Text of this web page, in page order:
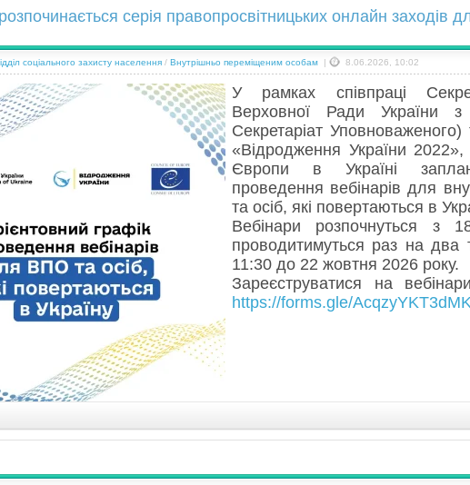
серія правопросвітницьких онлайн заходів
соціального захисту населення / Внутрішньо переміщеним особам | 8.06.2026, 10:02
У рамках співпраці
Верховної Ради
Секретаріат Уповноваженого)
«Відродження України
Європи в Україні
проведення вебінарів для
та осіб, які повертаються в
Вебінари розпочнуться з
проводитимуться раз на два
11:30 до 22 жовтня 2026 року.
Зареєструватися на
https://forms.gle/